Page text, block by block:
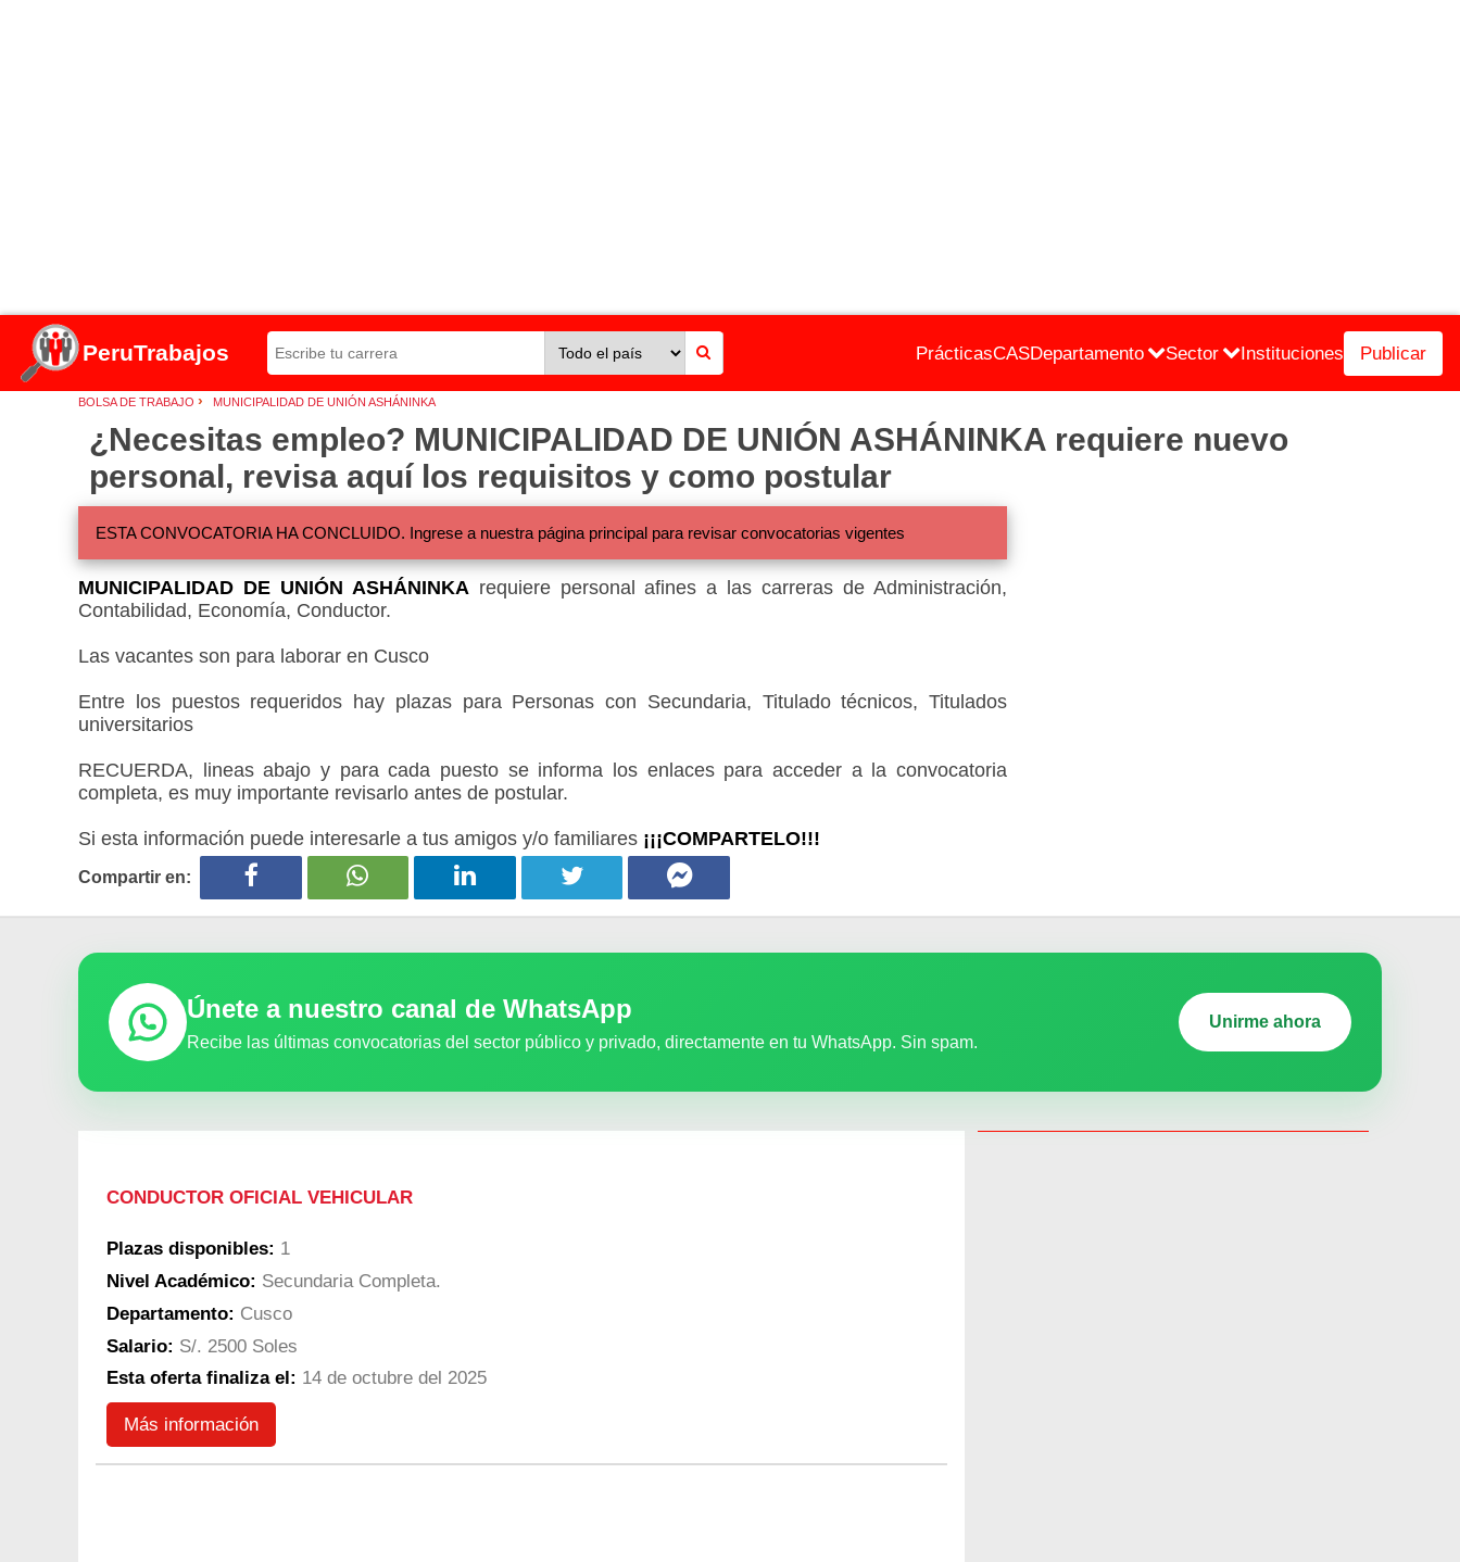
PeruTrabajos PrácticasCASDepartamento Sector Instituciones Publicar
BOLSA DE TRABAJO › MUNICIPALIDAD DE UNIÓN ASHÁNINKA
¿Necesitas empleo? MUNICIPALIDAD DE UNIÓN ASHÁNINKA requiere nuevo
personal, revisa aquí los requisitos y como postular
ESTA CONVOCATORIA HA CONCLUIDO. Ingrese a nuestra página principal para revisar convocatorias vigentes
MUNICIPALIDAD DE UNIÓN ASHÁNINKArequiere personal afines a las carreras de Administración,
Contabilidad, Economía, Conductor.
Las vacantes son para laborar en Cusco
Entre los puestos requeridos hay plazas para Personas con Secundaria, Titulado técnicos, Titulados
universitarios
RECUERDA, lineas abajo y para cada puesto se informa los enlaces para acceder a la convocatoria
completa, es muy importante revisarlo antes de postular.
Si esta información puede interesarle a tus amigos y/o familiares ¡¡¡COMPARTELO!!!
Compartir en:
Únete a nuestro canal de WhatsApp
Recibe las últimas convocatorias del sector público y privado, directamente en tu WhatsApp. Sin spam.
Unirme ahora
CONDUCTOR OFICIAL VEHICULAR
Plazas disponibles: 1
Nivel Académico: Secundaria Completa.
Departamento: Cusco
Salario: S/. 2500 Soles
Esta oferta finaliza el: 14 de octubre del 2025
Más información